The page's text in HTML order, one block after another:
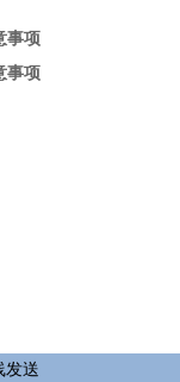
事项
事项
发送